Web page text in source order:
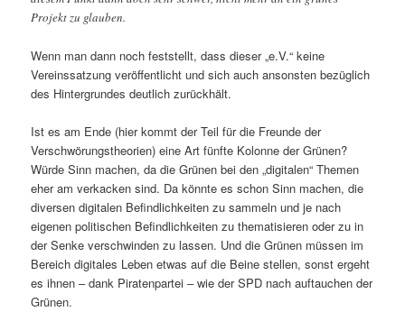
Projekt zu glauben.
Wenn man dann noch feststellt, dass dieser „e.V.“ keine
Vereinssatzung veröffentlicht und sich auch ansonsten bezüglich
des Hintergrundes deutlich zurückhält.
Ist es am Ende (hier kommt der Teil für die Freunde der
Verschwörungstheorien) eine Art fünfte Kolonne der Grünen?
Würde Sinn machen, da die Grünen bei den „digitalen“ Themen
eher am verkacken sind. Da könnte es schon Sinn machen, die
diversen digitalen Befindlichkeiten zu sammeln und je nach
eigenen politischen Befindlichkeiten zu thematisieren oder zu in
der Senke verschwinden zu lassen. Und die Grünen müssen im
Bereich digitales Leben etwas auf die Beine stellen, sonst ergeht
es ihnen – dank Piratenpartei – wie der SPD nach auftauchen der
Grünen.